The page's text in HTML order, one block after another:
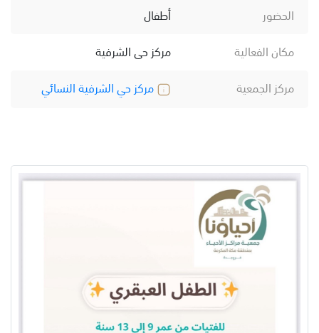
الحضور
أطفال
مكان الفعالية
مركز حى الشرفية
مركز الجمعية
مركز حي الشرفية النسائي